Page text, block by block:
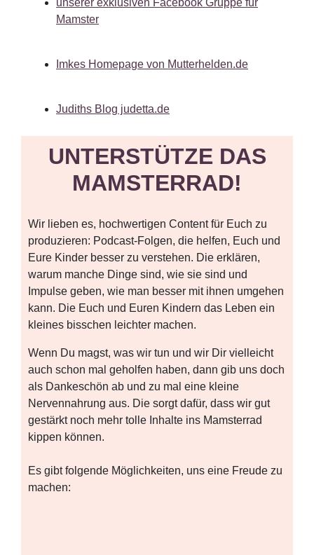
Mamster
Imkes Homepage von Mutterhelden.de
Judiths Blog judetta.de
UNTERSTÜTZE DAS
MAMSTERRAD!
Wir lieben es, hochwertigen Content für Euch zu
produzieren: Podcast-Folgen, die helfen, Euch und
Eure Kinder besser zu verstehen. Die erklären,
warum manche Dinge sind, wie sie sind und
Impulse geben, wie man besser mit ihnen umgehen
kann. Die Euch und Euren Kindern das Leben ein
kleines bisschen leichter machen.
Wenn Du magst, was wir tun und wir Dir vielleicht
auch schon mal geholfen haben, dann gib uns doch
als Dankeschön ab und zu mal eine kleine
Nervennahrung aus. Die sorgt dafür, dass wir gut
gestärkt noch mehr tolle Inhalte ins Mamsterrad
kippen können.
Es gibt folgende Möglichkeiten, uns eine Freude zu
machen: